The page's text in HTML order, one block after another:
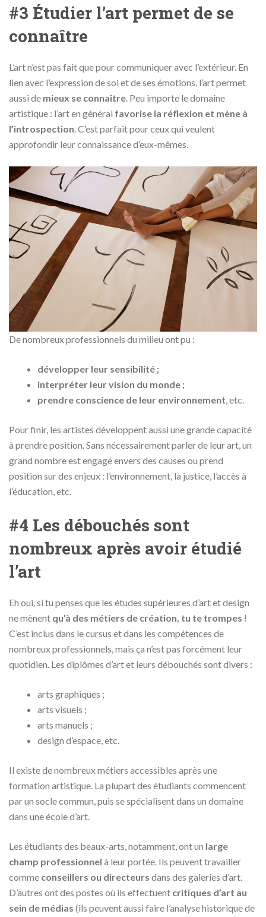
#3 Étudier l’art permet de se
connaître
L’art n’est pas fait que pour communiquer avec l’extérieur. En
lien avec l’expression de soi et de ses émotions, l’art permet
aussi de mieux se connaître . Peu importe le domaine
artistique : l’art en général favorise la réflexion et mène à
l’introspection . C’est parfait pour ceux qui veulent
approfondir leur connaissance d’eux-mêmes.
De nombreux professionnels du milieu ont pu :
développer leur sensibilité ;
interpréter leur vision du monde ;
prendre conscience de leur environnement, etc.
Pour finir, les artistes développent aussi une grande capacité
à prendre position. Sans nécessairement parler de leur art, un
grand nombre est engagé envers des causes ou prend
position sur des enjeux : l’environnement, la justice, l’accès à
l’éducation, etc.
#4 Les débouchés sont
nombreux après avoir étudié
l’art
Eh oui, si tu penses que les études supérieures d’art et design
ne mènent qu’à des métiers de création, tu te trompes !
C’est inclus dans le cursus et dans les compétences de
nombreux professionnels, mais ça n’est pas forcément leur
quotidien. Les diplômes d’art et leurs débouchés sont divers :
arts graphiques ;
arts visuels ;
arts manuels ;
design d’espace, etc.
Il existe de nombreux métiers accessibles après une
formation artistique. La plupart des étudiants commencent
par un socle commun, puis se spécialisent dans un domaine
dans une école d’art.
Les étudiants des beaux-arts, notamment, ont un large
champ professionnel à leur portée. Ils peuvent travailler
comme conseillers ou directeurs dans des galeries d’art.
D’autres ont des postes où ils effectuent critiques d’art au
sein de médias (ils peuvent aussi faire l’analyse historique de